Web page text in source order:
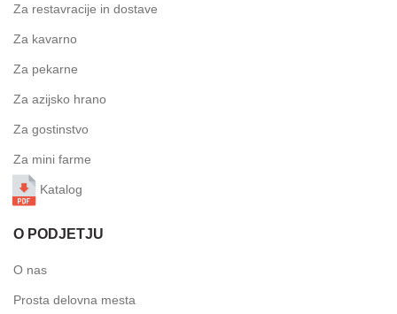
Za restavracije in dostave
Za kavarno
Za pekarne
Za azijsko hrano
Za gostinstvo
Za mini farme
Katalog
O PODJETJU
O nas
Prosta delovna mesta